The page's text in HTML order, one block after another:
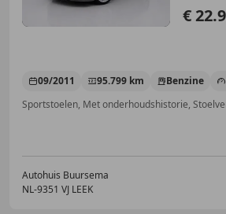
€
09/2011 95.799 km Benzine
Autohuis Buursema
NL-9351 VJ LEEK